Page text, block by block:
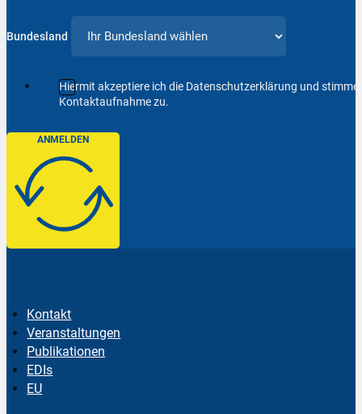
Bundesland
Hiermit akzeptiere ich die Datenschutzerklärung und
Kontaktaufnahme zu.
ANMELDEN
Kontakt
Veranstaltungen
Publikationen
EDIs
EU